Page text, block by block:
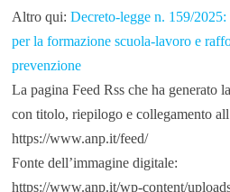
Altro qui: Decreto-legge n. 159/
per la formazione scuola-lavoro e
prevenzione
La pagina Feed Rss che ha generato
con titolo, riepilogo e collegamento
https://www.anp.it/feed/
Fonte dell’immagine digitale:
https://www.anp.it/wp-content/